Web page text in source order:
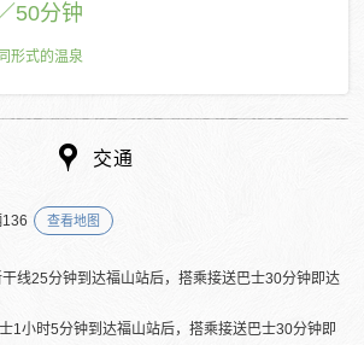
50分钟
形式的温泉
交通
136 查看地图
干线25分钟到达福山站后，搭乘接送巴士30分钟即达
1小时5分钟到达福山站后，搭乘接送巴士30分钟即